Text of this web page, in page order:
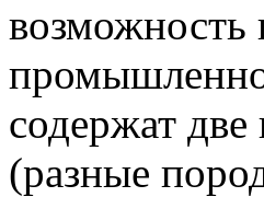
возможность
содержат
(разные